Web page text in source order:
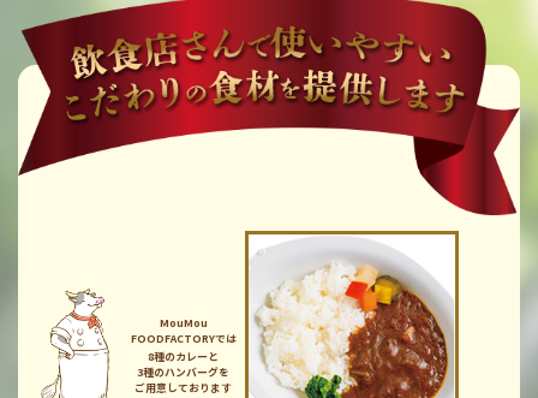
MouMou
FOODFACTORYでは
8種のカレー と
3種のハンバーグを
ご用意しております